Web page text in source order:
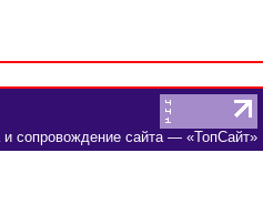
и сопровождение сайта— «ТопСайт»